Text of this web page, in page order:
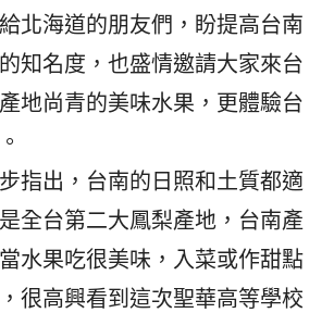
北海道的朋友們，盼提高台南
知名度，也盛情邀請大家來台
地尚青的美味水果，更體驗台
指出，台南的日照和土質都適
全台第二大鳳梨產地，台南產
水果吃很美味，入菜或作甜點
很高興看到這次聖華高等學校